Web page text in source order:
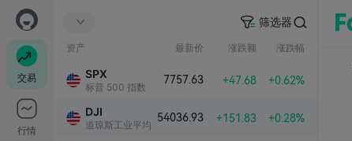
交易
行情
筛选器
资产 最新价 涨跌额 涨跌幅
SPX
标普 500 指数
7757.63 +47.68 +0.62%
DJI
道琼斯工业平均指数
54036.93 +151.83 +0.28%